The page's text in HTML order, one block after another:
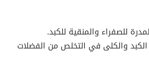
للصفراء والمنقية للكبد.
والكلى في التخلص من الفضلات